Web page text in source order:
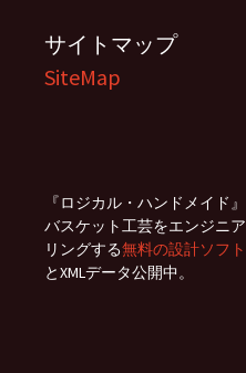
サイトマップ
SiteMap
『ロジカル・ハンドメイド』
バスケット工芸をエンジニア
リングする無料の設計ソフト
とXMLデータ公開中。